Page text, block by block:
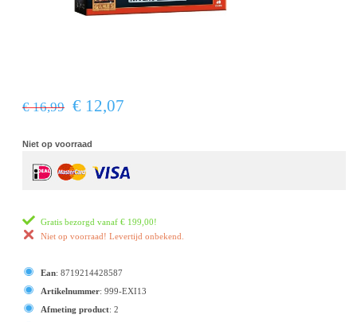
€ 16,99 € 12,07
Niet op voorraad
Gratis bezorgd vanaf € 199,00!
Niet op voorraad! Levertijd onbekend.
Ean: 8719214428587
Artikelnummer: 999-EXI13
Afmeting product: 2